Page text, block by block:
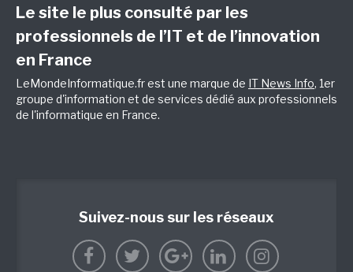
Le site le plus consulté par les
professionnels de l’IT et de l’innovation
en France
LeMondeInformatique.fr est une marque de IT News Info, 1er
groupe d'information et de services dédié aux professionnels
de l'informatique en France.
Suivez-nous sur les réseaux